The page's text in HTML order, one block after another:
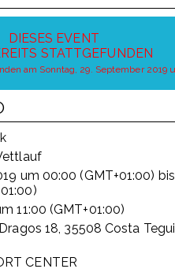
DIESES EVENT
STATTGEFUNDEN
am Sonntag, 29. September 2019
um 00:00 (GMT+01:00) bis
11:00 (GMT+01:00)
18, 35508 Costa
CENTER